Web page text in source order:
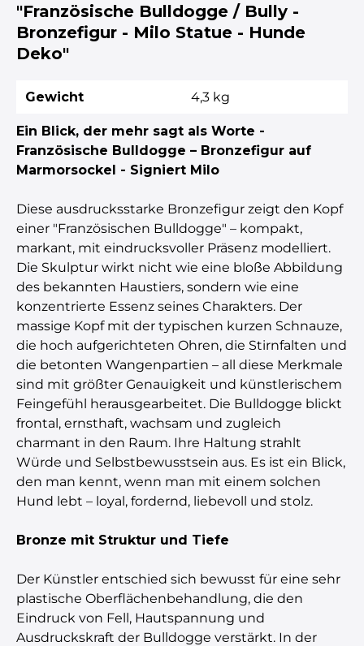
"Französische Bulldogge / Bully -
Bronzefigur - Milo Statue - Hunde
Deko"
Gewicht 4,3 kg
Ein Blick, der mehr sagt als Worte -
Französische Bulldogge – Bronzefigur auf
Marmorsockel - Signiert Milo
Diese ausdrucksstarke Bronzefigur zeigt den Kopf
einer "Französischen Bulldogge" – kompakt,
markant, mit eindrucksvoller Präsenz modelliert.
Die Skulptur wirkt nicht wie eine bloße Abbildung
des bekannten Haustiers, sondern wie eine
konzentrierte Essenz seines Charakters. Der
massige Kopf mit der typischen kurzen Schnauze,
die hoch aufgerichteten Ohren, die Stirnfalten und
die betonten Wangenpartien – all diese Merkmale
sind mit größter Genauigkeit und künstlerischem
Feingefühl herausgearbeitet. Die Bulldogge blickt
frontal, ernsthaft, wachsam und zugleich
charmant in den Raum. Ihre Haltung strahlt
Würde und Selbstbewusstsein aus. Es ist ein Blick,
den man kennt, wenn man mit einem solchen
Hund lebt – loyal, fordernd, liebevoll und stolz.
Bronze mit Struktur und Tiefe
Der Künstler entschied sich bewusst für eine sehr
plastische Oberflächenbehandlung, die den
Eindruck von Fell, Hautspannung und
Ausdruckskraft der Bulldogge verstärkt. In der